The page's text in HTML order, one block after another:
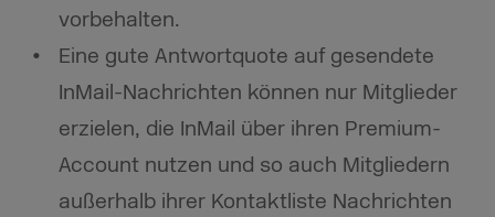
vorbehalten.
Eine gute Antwortquote auf gesendete
InMail-Nachrichten können nur Mitglieder
erzielen, die InMail über ihren Premium-
Account nutzen und so auch Mitgliedern
außerhalb ihrer Kontaktliste Nachrichten